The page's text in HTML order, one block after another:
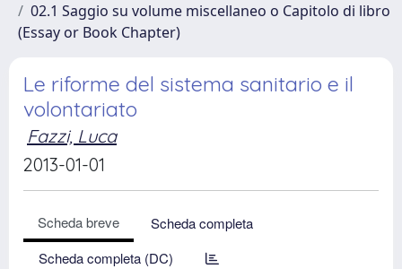
02.1 Saggio su volume miscellaneo o Capitolo di libro
(Essay or Book Chapter)
Le riforme del sistema sanitario e il
volontariato
Fazzi, Luca
2013-01-01
Scheda breve
Scheda completa
Scheda completa (DC)